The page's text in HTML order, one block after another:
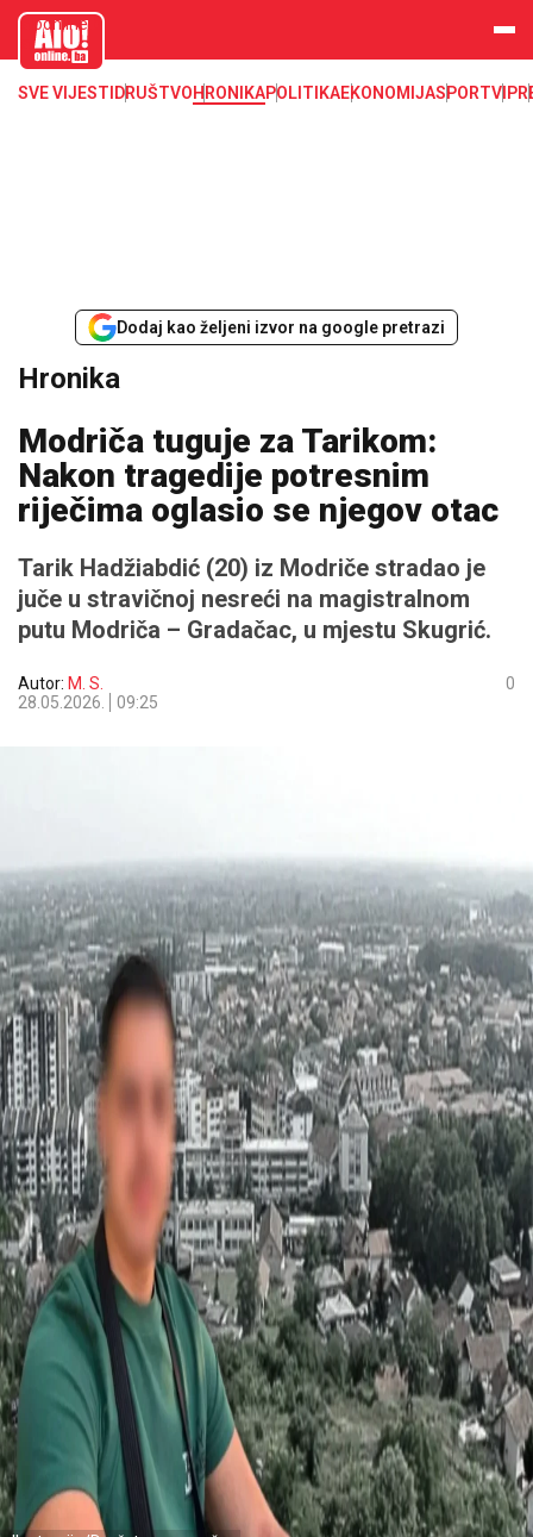
aloonline.b
SVE VIJESTI DRUŠTVOHRONIKAPOLITIKAEKONOMIJASPORTVIP
Dodaj kao željeni izvor na google pretrazi
Hronika
Modriča tuguje za Tarikom:
Nakon tragedije potresnim
riječima oglasio se njegov otac
Tarik Hadžiabdić (20) iz Modriče stradao je
juče u stravičnoj nesreći na magistralnom
putu Modriča – Gradačac, u mjestu Skugrić.
Autor: M. S.
28.05.2026.
09:25
0